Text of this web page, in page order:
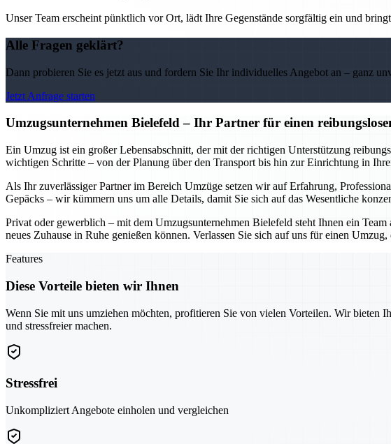
Unser Team erscheint pünktlich vor Ort, lädt Ihre Gegenstände sorgfältig ein und
Alle Fragen geklärt?
Dann probieren Sie es jetzt aus und fordern Sie Ihr individuelles Angebot an – ganz
Jetzt Anfrage starten
Umzugsunternehmen Bielefeld – Ihr Partner für einen
Ein Umzug ist ein großer Lebensabschnitt, der mit der richtigen Unterstützung
wichtigen Schritte – von der Planung über den Transport bis hin zur Einrichtung in
Als Ihr zuverlässiger Partner im Bereich Umzüge setzen wir auf Erfahrung,
Gepäcks – wir kümmern uns um alle Details, damit Sie sich auf das Wesentliche
Privat oder gewerblich – mit dem Umzugsunternehmen Bielefeld steht Ihnen ein
neues Zuhause in Ruhe genießen können. Verlassen Sie sich auf uns für einen
Features
Diese Vorteile bieten wir Ihnen
Wenn Sie mit uns umziehen möchten, profitieren Sie von vielen Vorteilen. Wir bieten
und stressfreier machen.
Stressfrei
Unkompliziert Angebote einholen und vergleichen